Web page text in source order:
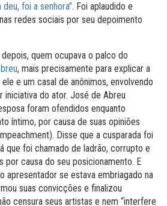
foi a senhora”. Foi aplaudido e
redes sociais por seu depoimento
quem ocupava o palco do
, mais precisamente para explicar a
e um casal de anônimos, envolvendo
iniciativa do ator. José de Abreu
foram ofendidos enquanto
íntimo, por causa de suas opiniões
Disse que a cusparada foi
que foi chamado de ladrão, corrupto e
por causa do seu posicionamento. E
apresentador se estava embriagado na
suas convicções e finalizou
censura seus artistas e nem “interfere